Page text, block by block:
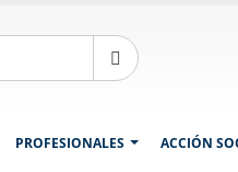
PROFESIONALES ACCIÓN